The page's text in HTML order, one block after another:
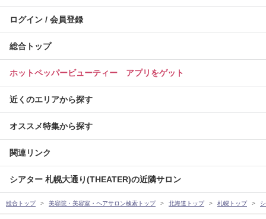
ログイン / 会員登録
総合トップ
ホットペッパービューティー アプリをゲット
近くのエリアから探す
オススメ特集から探す
関連リンク
シアター 札幌大通り(THEATER)の近隣サロン
総合トップ 美容院・美容室・ヘアサロン検索トップ 北海道トップ 札幌トップ